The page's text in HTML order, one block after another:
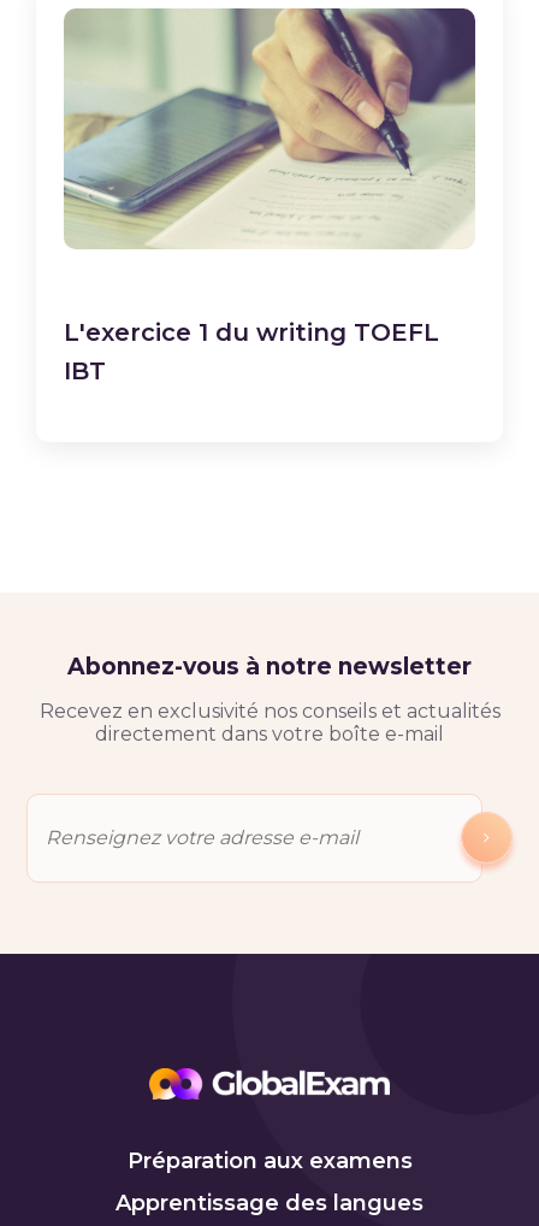
L'exercice 1 du writing TOEFL
IBT
Abonnez-vous à notre newsletter
Recevez en exclusivité nos conseils et actualités
directement dans votre boîte e-mail
Préparation aux examens
Apprentissage des langues